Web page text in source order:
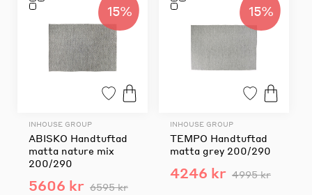
15%
INHOUSE GROUP
ABISKO Handtuftad
matta nature mix
200/290
5606 kr 6595 kr
15%
INHOUSE GROUP
TEMPO Handtuftad
matta grey 200/290
4246 kr 4995 kr